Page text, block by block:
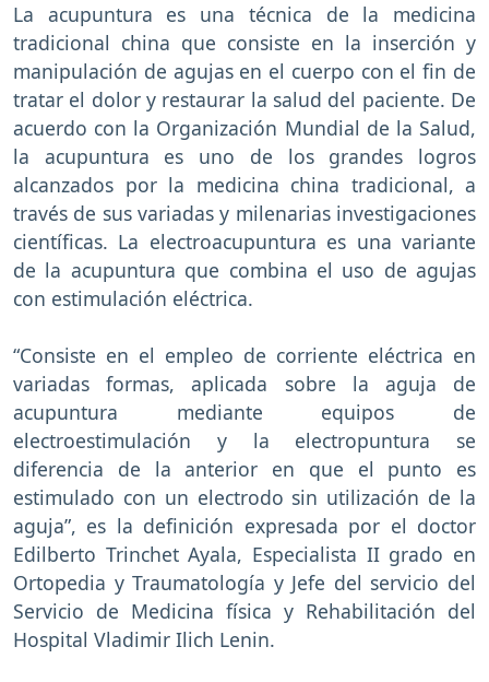
La acupuntura es una técnica de la medicina
tradicional china que consiste en la inserción y
manipulación de agujas en el cuerpo con el fin de
tratar el dolor y restaurar la salud del paciente. De
acuerdo con la Organización Mundial de la Salud,
la acupuntura es uno de los grandes logros
alcanzados por la medicina china tradicional, a
través de sus variadas y milenarias investigaciones
científicas. La electroacupuntura es una variante
de la acupuntura que combina el uso de agujas
con estimulación eléctrica.
“Consiste en el empleo de corriente eléctrica en
variadas formas, aplicada sobre la aguja de
acupuntura mediante equipos de
electroestimulación y la electropuntura se
diferencia de la anterior en que el punto es
estimulado con un electrodo sin utilización de la
aguja”, es la definición expresada por el doctor
Edilberto Trinchet Ayala, Especialista II grado en
Ortopedia y Traumatología y Jefe del servicio del
Servicio de Medicina física y Rehabilitación del
Hospital Vladimir Ilich Lenin.